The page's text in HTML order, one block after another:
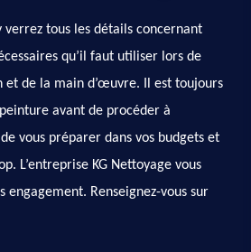
tous les détails concernant
qu’il faut utiliser lors de
et de la main d’œuvre. Il est toujours
avant de procéder à
vous préparer dans vos budgets et
L’entreprise KG Nettoyage vous
Renseignez-vous sur